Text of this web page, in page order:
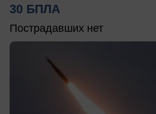
30 БПЛА
Пострадавших нет